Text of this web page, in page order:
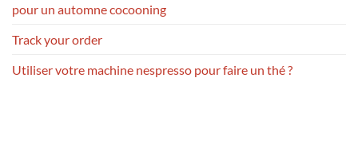
pour un automne cocooning
Track your order
Utiliser votre machine nespresso pour faire un thé ?